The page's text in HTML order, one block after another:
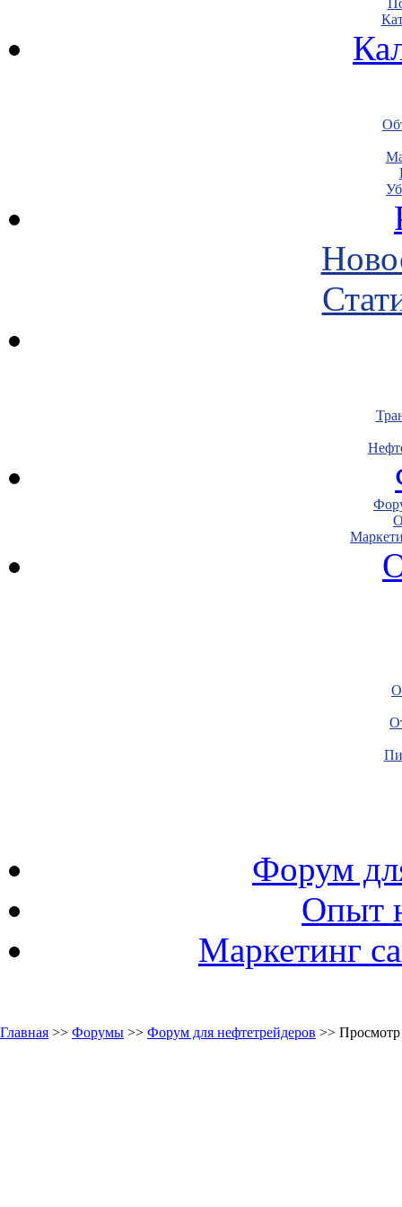
Форум
Опыт
Маркетинг
Главная >> Форумы >> Форум для нефтетрейдеров >>